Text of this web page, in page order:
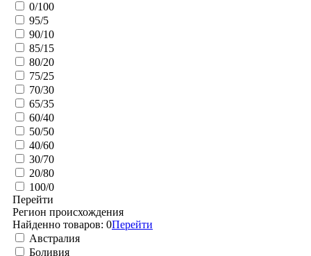
0/100
95/5
90/10
85/15
80/20
75/25
70/30
65/35
60/40
50/50
40/60
30/70
20/80
100/0
Перейти
Регион происхождения
Найденно товаров: 0Перейти
Австралия
Боливия